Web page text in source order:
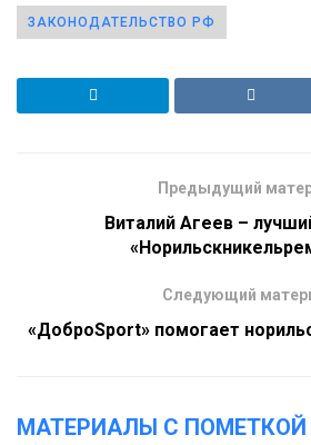
ЗАКОНОДАТЕЛЬСТВО РФ
Предыдущий
Виталий Агеев –
Следующий
«ДоброSport» помогает
МАТЕРИАЛЫ С ПОМЕТКОЙ